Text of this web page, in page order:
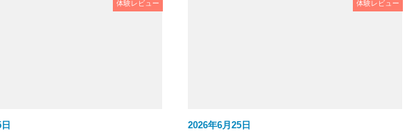
体験レビュー 体験レビュー
2026年6月25日